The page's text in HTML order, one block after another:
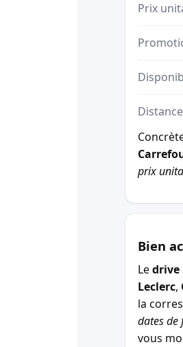
Prix
Distance
prix
Bien
Ledrive
Leclerc,
la
dates de
vous